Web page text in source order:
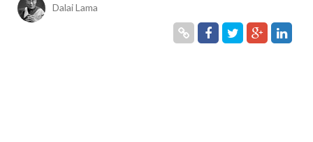
Dalai Lama